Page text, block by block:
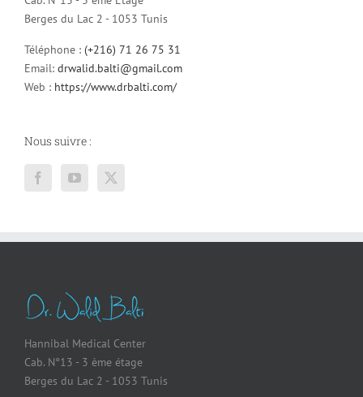
Berges du Lac 2 - 1053 Tunis
Téléphone : (+216) 71 26 75 31
Email: drwalid.balti@gmail.com
Web : https://www.drbalti.com/
Nous suivre :
Hannibal Medical Center
Cab. N°13 - 3 ème étage
Berges du Lac 2 - 1053 Tunis